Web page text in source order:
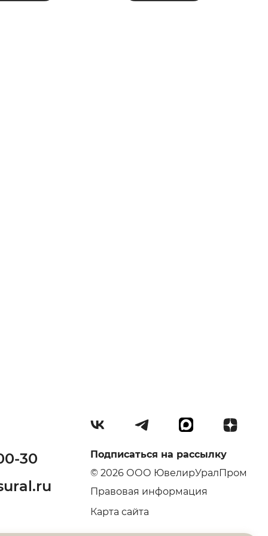
30
Подписаться на рассылку
© 2026 ООО ЮвелирУралПром
Правовая информация
Карта сайта